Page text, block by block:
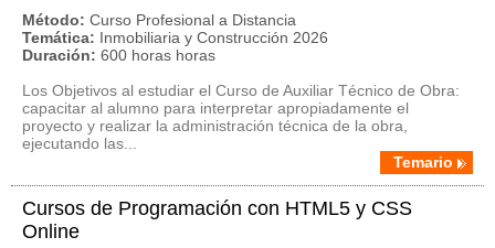
Método: Curso Profesional a Distancia
Temática: Inmobiliaria y Construcción 2026
Duración: 600 horas horas
Los Objetivos al estudiar el Curso de Auxiliar Técnico de Obra:
capacitar al alumno para interpretar apropiadamente el
proyecto y realizar la administración técnica de la obra,
ejecutando las...
Temario
Cursos de Programación con HTML5 y CSS
Online